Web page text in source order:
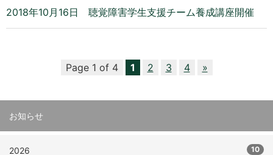
2018年10月16日 聴覚障害学生支援チーム養成講座開催
Page 1 of 4 1 2 3 4 »
お知らせ
2026 10